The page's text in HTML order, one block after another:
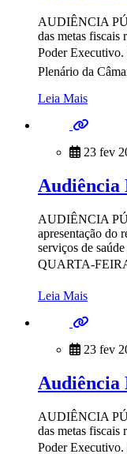
AUDIÊNCIA
das metas fiscais
Poder
Plenário da
Leia Mais
23 fev
Audiência
AUDIÊNCIA
apresentação do
serviços de
QUARTA-
Leia Mais
23 fev
Audiência
AUDIÊNCIA
das metas fiscais
Poder